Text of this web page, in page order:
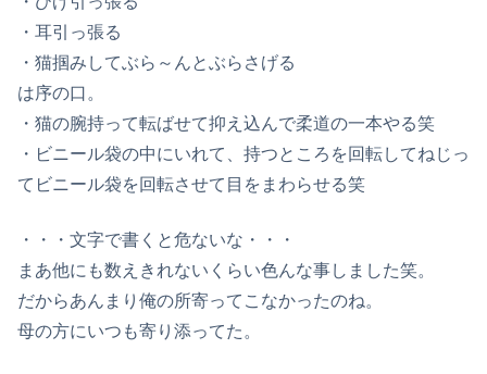
・耳引っ張る
・猫掴みしてぶら～んとぶらさげる
は序の口。
・猫の腕持って転ばせて抑え込んで柔道の一本やる笑
・ビニール袋の中にいれて、持つところを回転してねじっ
てビニール袋を回転させて目をまわらせる笑
・・・文字で書くと危ないな・・・
まあ他にも数えきれないくらい色んな事しました笑。
だからあんまり俺の所寄ってこなかったのね。
母の方にいつも寄り添ってた。